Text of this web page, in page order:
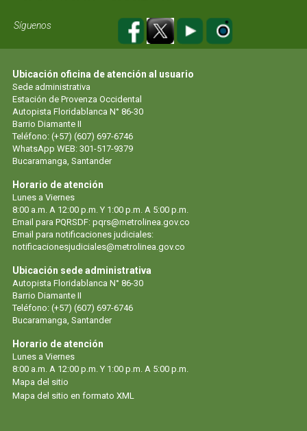
Síguenos
Ubicación oficina de atención al usuario
Sede administrativa
Estación de Provenza Occidental
Autopista Floridablanca N° 86-30
Barrio Diamante II
Teléfono: (+57) (607) 697-6746
WhatsApp WEB: 301-517-9379
Bucaramanga, Santander
Horario de atención
Lunes a Viernes
8:00 a.m. A 12:00 p.m. Y 1:00 p.m. A 5:00 p.m.
Email para PQRSDF: pqrs@metrolinea.gov.co
Email para notificaciones judiciales:
notificacionesjudiciales@metrolinea.gov.co
Ubicación sede administrativa
Autopista Floridablanca N° 86-30
Barrio Diamante II
Teléfono: (+57) (607) 697-6746
Bucaramanga, Santander
Horario de atención
Lunes a Viernes
8:00 a.m. A 12:00 p.m. Y 1:00 p.m. A 5:00 p.m.
Mapa del sitio
Mapa del sitio en formato XML